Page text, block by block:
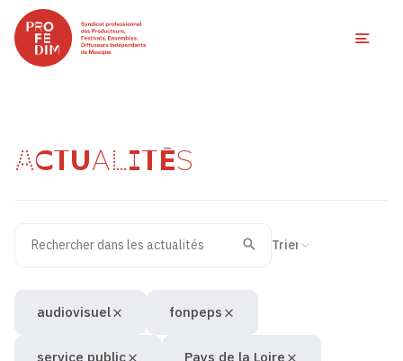
ACTUALITÉS
Recherche
Valider
audiovisuel fonpeps
service public Pays de la Loire